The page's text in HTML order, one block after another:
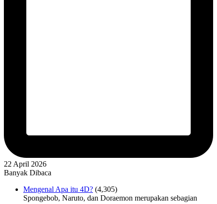
22 April 2026
Banyak Dibaca
Mengenal Apa itu 4D? (4,305)
Spongebob, Naruto, dan Doraemon merupakan sebagian